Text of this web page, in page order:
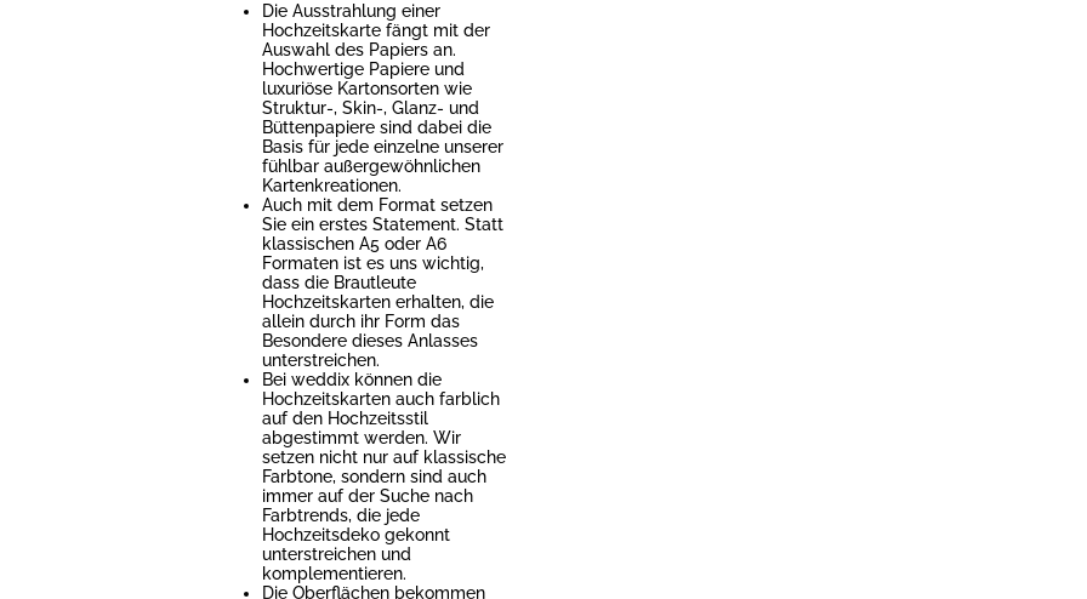
Die Ausstrahlung einer
Hochzeitskarte fängt mit der
Auswahl des Papiers an.
Hochwertige Papiere und
luxuriöse Kartonsorten wie
Struktur-, Skin-, Glanz- und
Büttenpapiere sind dabei die
Basis für jede einzelne unserer
fühlbar außergewöhnlichen
Kartenkreationen.
Auch mit dem Format setzen
Sie ein erstes Statement. Statt
klassischen A5 oder A6
Formaten ist es uns wichtig,
dass die Brautleute
Hochzeitskarten erhalten, die
allein durch ihr Form das
Besondere dieses Anlasses
unterstreichen.
Bei weddix können die
Hochzeitskarten auch farblich
auf den Hochzeitsstil
abgestimmt werden. Wir
setzen nicht nur auf klassische
Farbtone, sondern sind auch
immer auf der Suche nach
Farbtrends, die jede
Hochzeitsdeko gekonnt
unterstreichen und
komplementieren.
Die Oberflächen bekommen